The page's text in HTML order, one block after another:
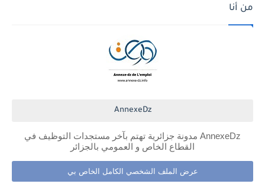
من أنا
AnnexeDz
AnnexeDz مدونة جزائرية تهتم بآخر مستجدات التوظيف في
القطاع الخاص و العمومي بالجزائر
عرض الملف الشخصي الكامل الخاص بي